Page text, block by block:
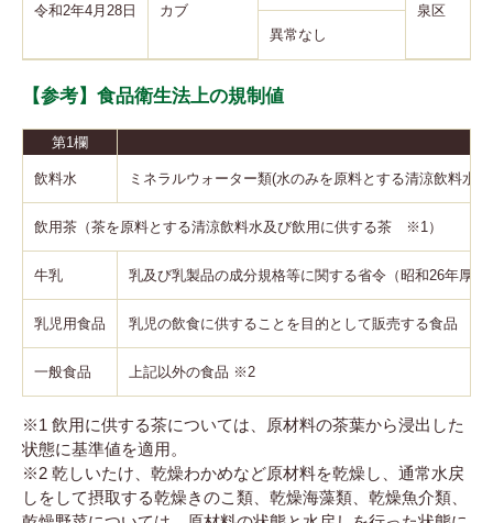
令和2年4月28日 カブ
泉区
異常なし
【参考】食品衛生法上の規制値
第1欄
飲料水 ミネラルウォーター類(水のみを原料とする清涼飲料水)
飲用茶（茶を原料とする清涼飲料水及び飲用に供する茶 ※1）
牛乳 乳及び乳製品の成分規格等に関する省令（昭和26年厚
乳児用食品 乳児の飲食に供することを目的として販売する食品
一般食品 上記以外の食品 ※2
※1 飲用に供する茶については、原材料の茶葉から浸出した
状態に基準値を適用。
※2 乾しいたけ、乾燥わかめなど原材料を乾燥し、通常水戻
しをして摂取する乾燥きのこ類、乾燥海藻類、乾燥魚介類、